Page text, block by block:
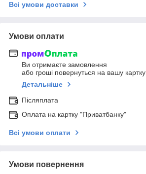
Всі умови доставки
Умови оплати
Ви отримаєте замовлення
або гроші повернуться на вашу картку
Детальніше
Післяплата
Оплата на картку "Приватбанку"
Всі умови оплати
Умови повернення